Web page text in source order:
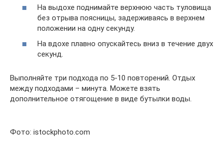
На выдохе поднимайте верхнюю часть туловища
без отрыва поясницы, задерживаясь в верхнем
положении на одну секунду.
На вдохе плавно опускайтесь вниз в течение двух
секунд.
Выполняйте три подхода по 5-10 повторений. Отдых
между подходами – минута. Можете взять
дополнительное отягощение в виде бутылки воды.
Фото: istockphoto.com